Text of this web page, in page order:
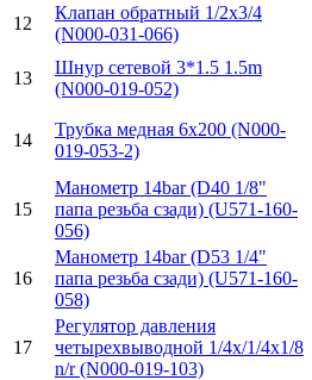
12
Клапан обратный 1/2х3/4
(N000-031-066)
13
Шнур сетевой 3*1.5 1.5m
(N000-019-052)
14
Трубка медная 6х200 (N000-
019-053-2)
15
Манометр 14bar (D40 1/8"
папа резьба сзади) (U571-160-
056)
16
Манометр 14bar (D53 1/4"
папа резьба сзади) (U571-160-
058)
17
Регулятор давления
четырехвыводной 1/4х/1/4х1/8
n/r (N000-019-103)